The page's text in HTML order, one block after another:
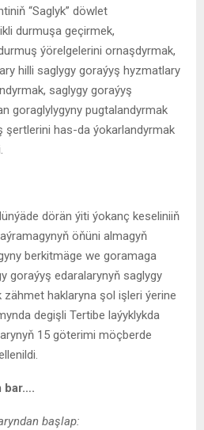
“Saglyk” döwlet
durmuşa geçirmek,
ýörelgelerini ornaşdyrmak,
hilli saglygy goraýyş hyzmatlary
saglygy goraýyş
goraglylygyny pugtalandyrmak
has-da ýokarlandyrmak
dörän ýiti ýokanç keseliniiň
öňüni almagyň
berkitmäge we goramaga
goraýyş edaralarynyň saglygy
haklaryna şol işleri ýerine
degişli Tertibe laýyklykda
15 göterimi möçberde
bar….
başlap: